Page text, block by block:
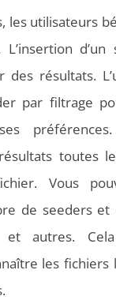
les utilisateurs
d’un
résultats.
par filtrage
préférences.
toutes
Vous
de seeders et
autres.
les fichiers